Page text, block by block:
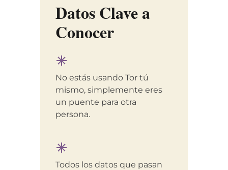
Datos Clave a
Conocer
No estás usando Tor tú
mismo, simplemente eres
un puente para otra
persona.
Todos los datos que pasan